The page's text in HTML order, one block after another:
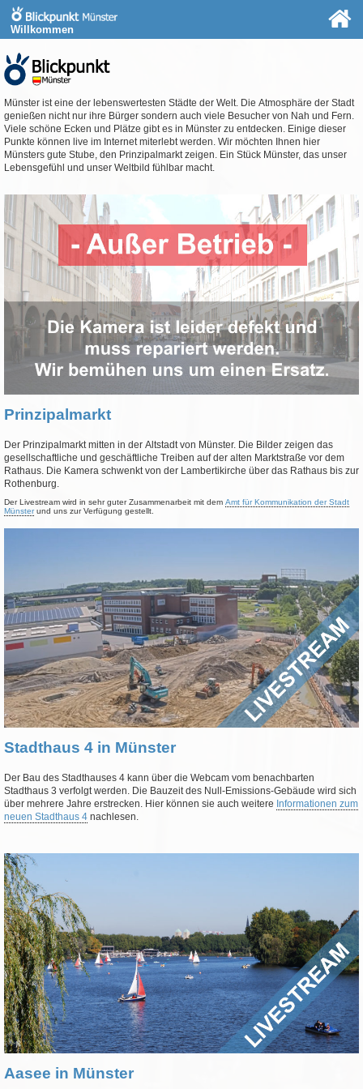
Willkommen
Münster ist eine der lebenswertesten Städte der Welt. Die Atmosphäre der Stadt
genießen nicht nur ihre Bürger sondern auch viele Besucher von Nah und Fern.
Viele schöne Ecken und Plätze gibt es in Münster zu entdecken. Einige dieser
Punkte können live im Internet miterlebt werden. Wir möchten Ihnen hier
Münsters gute Stube, den Prinzipalmarkt zeigen. Ein Stück Münster, das unser
Lebensgefühl und unser Weltbild fühlbar macht.
Prinzipalmarkt
Der Prinzipalmarkt mitten in der Altstadt von Münster. Die Bilder zeigen das
gesellschaftliche und geschäftliche Treiben auf der alten Marktstraße vor dem
Rathaus. Die Kamera schwenkt von der Lambertikirche über das Rathaus bis zur
Rothenburg.
Der Livestream wird in sehr guter Zusammenarbeit mit dem Amt für Kommunikation der Stadt
Münsterund uns zur Verfügung gestellt.
Stadthaus 4 in Münster
Der Bau des Stadthauses 4 kann über die Webcam vom benachbarten
Stadthaus 3 verfolgt werden. Die Bauzeit des Null-Emissions-Gebäude wird sich
über mehrere Jahre erstrecken. Hier können sie auch weitere Informationen zum
neuen Stadthaus 4nachlesen.
Aasee in Münster